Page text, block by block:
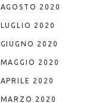
AGOSTO 2020
LUGLIO 2020
GIUGNO 2020
MAGGIO 2020
APRILE 2020
MARZO 2020